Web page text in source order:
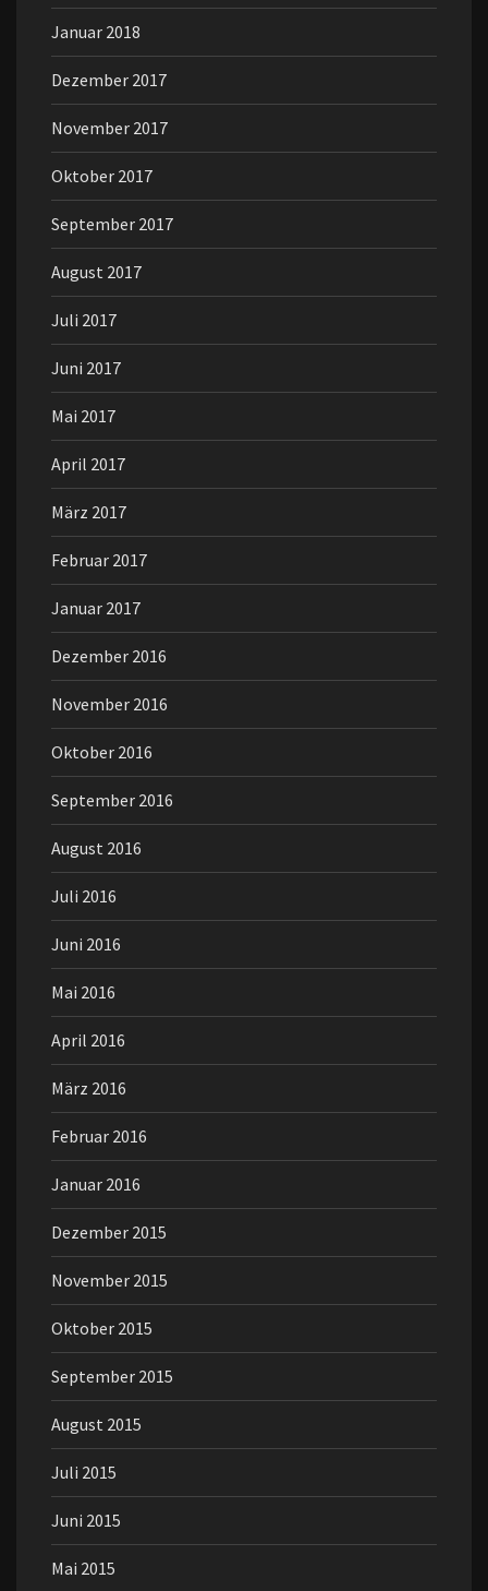
Januar 2018
Dezember 2017
November 2017
Oktober 2017
September 2017
August 2017
Juli 2017
Juni 2017
Mai 2017
April 2017
März 2017
Februar 2017
Januar 2017
Dezember 2016
November 2016
Oktober 2016
September 2016
August 2016
Juli 2016
Juni 2016
Mai 2016
April 2016
März 2016
Februar 2016
Januar 2016
Dezember 2015
November 2015
Oktober 2015
September 2015
August 2015
Juli 2015
Juni 2015
Mai 2015